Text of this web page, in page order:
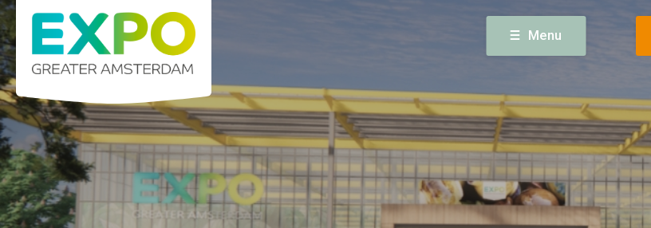
Stelling 1 · 2141 SB Vijfhuizen (Greater Amsterdam) · 023 56 60 140 ·
Home Kalender Nieuws
Menu